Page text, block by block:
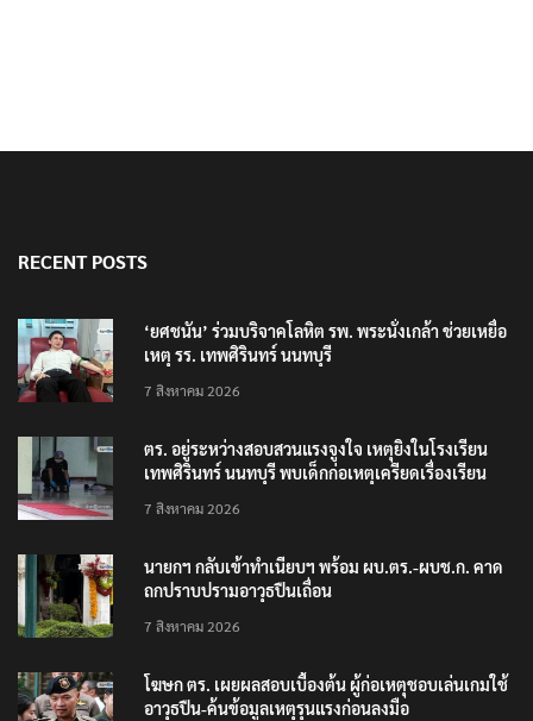
RECENT POSTS
‘ยศชนัน’ ร่วมบริจาคโลหิต รพ. พระนั่งเกล้า ช่วยเหยื่อ
เหตุ รร. เทพศิรินทร์ นนทบุรี
7 สิงหาคม 2026
ตร. อยู่ระหว่างสอบสวนแรงจูงใจ เหตุยิงในโรงเรียน
เทพศิรินทร์ นนทบุรี พบเด็กก่อเหตุเครียดเรื่องเรียน
7 สิงหาคม 2026
นายกฯ กลับเข้าทำเนียบฯ พร้อม ผบ.ตร.-ผบช.ก. คาด
ถกปราบปรามอาวุธปืนเถื่อน
7 สิงหาคม 2026
โฆษก ตร. เผยผลสอบเบื้องต้น ผู้ก่อเหตุชอบเล่นเกมใช้
อาวุธปืน-ค้นข้อมูลเหตุรุนแรงก่อนลงมือ